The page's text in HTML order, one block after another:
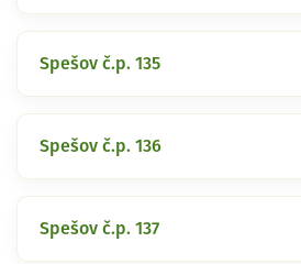
Spešov č.p. 135
Spešov č.p. 136
Spešov č.p. 137